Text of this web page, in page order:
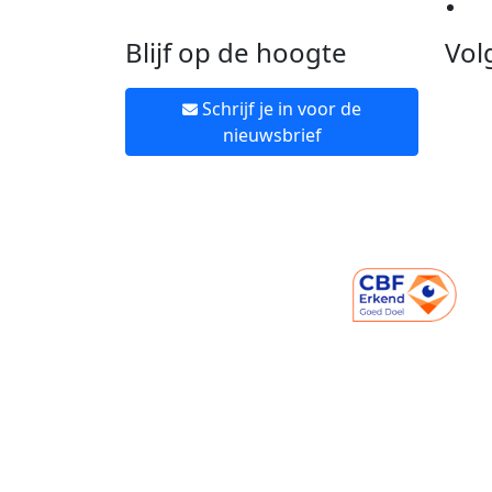
Blijf op de hoogte
Schrijf je in voor de
nieuwsbrief